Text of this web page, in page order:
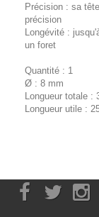
Précision : sa
précision
Longévité :
un foret
Quantité : 1
Ø : 8 mm
Longueur totale :
Longueur utile :